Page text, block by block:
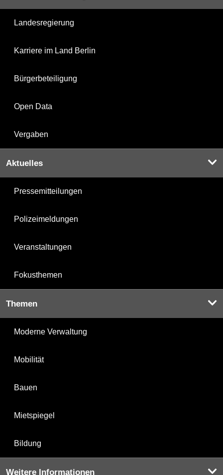
Landesregierung
Karriere im Land Berlin
Bürgerbeteiligung
Open Data
Vergaben
Aktuelles
Pressemitteilungen
Polizeimeldungen
Veranstaltungen
Fokusthemen
Themen
Moderne Verwaltung
Mobilität
Bauen
Mietspiegel
Bildung
Weitere Informationen